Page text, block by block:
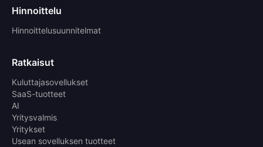
Hinnoittelu
Hinnoittelusuunnitelmat
Ratkaisut
Kuluttajasovellukset
SaaS-tuotteet
AI
Yritysvalmis
Yritykset
Usean sovelluksen tuotteet